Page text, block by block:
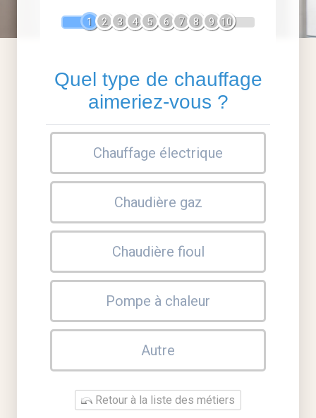
1 2 3 4 5 6 7 8 9 10
Quel type de chauffage
aimeriez-vous ?
Chauffage électrique
Chaudière gaz
Chaudière fioul
Pompe à chaleur
Autre
Retour à la liste des métiers